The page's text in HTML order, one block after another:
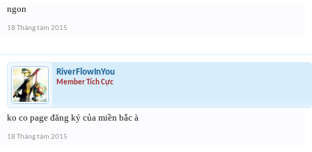
ngon
18 Tháng tám 2015
RiverFlowInYou
Member Tích Cực
ko co page đăng ký của miền bắc à
18 Tháng tám 2015